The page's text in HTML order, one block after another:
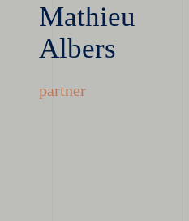
Mathieu
Albers
partner